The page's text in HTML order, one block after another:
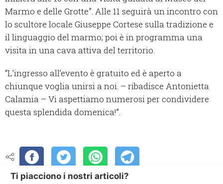
Marmo e delle Grotte”. Alle 11 seguirà un incontro con
lo scultore locale Giuseppe Cortese sulla tradizione e
il linguaggio del marmo; poi è in programma una
visita in una cava attiva del territorio.
“L'ingresso all’evento è gratuito ed è aperto a
chiunque voglia unirsi a noi. – ribadisce Antonietta
Calamia – Vi aspettiamo numerosi per condividere
questa splendida domenica!”.
Ti piacciono i nostri articoli?